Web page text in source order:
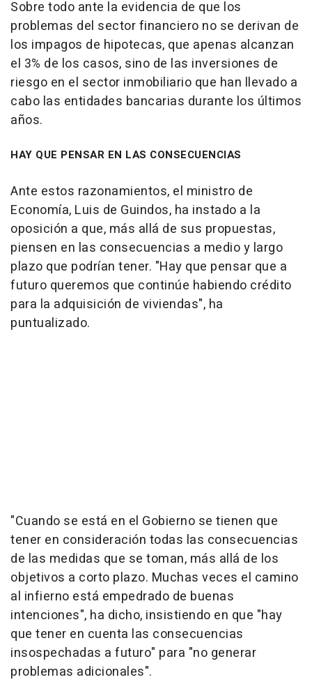
Sobre todo ante la evidencia de que los
problemas del sector financiero no se derivan de
los impagos de hipotecas, que apenas alcanzan
el 3% de los casos, sino de las inversiones de
riesgo en el sector inmobiliario que han llevado a
cabo las entidades bancarias durante los últimos
años.
HAY QUE PENSAR EN LAS CONSECUENCIAS
Ante estos razonamientos, el ministro de
Economía, Luis de Guindos, ha instado a la
oposición a que, más allá de sus propuestas,
piensen en las consecuencias a medio y largo
plazo que podrían tener. "Hay que pensar que a
futuro queremos que continúe habiendo crédito
para la adquisición de viviendas", ha
puntualizado.
"Cuando se está en el Gobierno se tienen que
tener en consideración todas las consecuencias
de las medidas que se toman, más allá de los
objetivos a corto plazo. Muchas veces el camino
al infierno está empedrado de buenas
intenciones", ha dicho, insistiendo en que "hay
que tener en cuenta las consecuencias
insospechadas a futuro" para "no generar
problemas adicionales".